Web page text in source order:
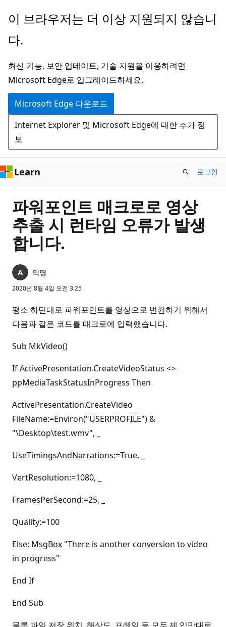
주
콘
츠
로
건
너
뛰
기
이 브라우저는 더 이상 지원되지 않습니
다.
최신 기능, 보안 업데이트, 기술 지원을 이용하려면
Microsoft Edge로 업그레이드하세요.
Microsoft Edge 다운로드
Internet Explorer 및 Microsoft Edge에 대한 추가 정
보
Learn 로그인
파워포인트 매크로로 영상
추출 시 런타임 오류가 발생
합니다.
익명
2020년 8월 4일 오전 3:25
평소 하던대로 파워포인트를 영상으로 변환하기 위해서
다음과 같은 코드를 매크로에 입력했습니다.
Sub MkVideo()
If ActivePresentation.CreateVideoStatus <>
ppMediaTaskStatusInProgress Then
ActivePresentation.CreateVideo
FileName:=Environ("USERPROFILE") &
"\Desktop\test.wmv", _
UseTimingsAndNarrations:=True, _
VertResolution:=1080, _
FramesPerSecond:=25, _
Quality:=100
Else: MsgBox "There is another conversion to video
in progress"
End If
End Sub